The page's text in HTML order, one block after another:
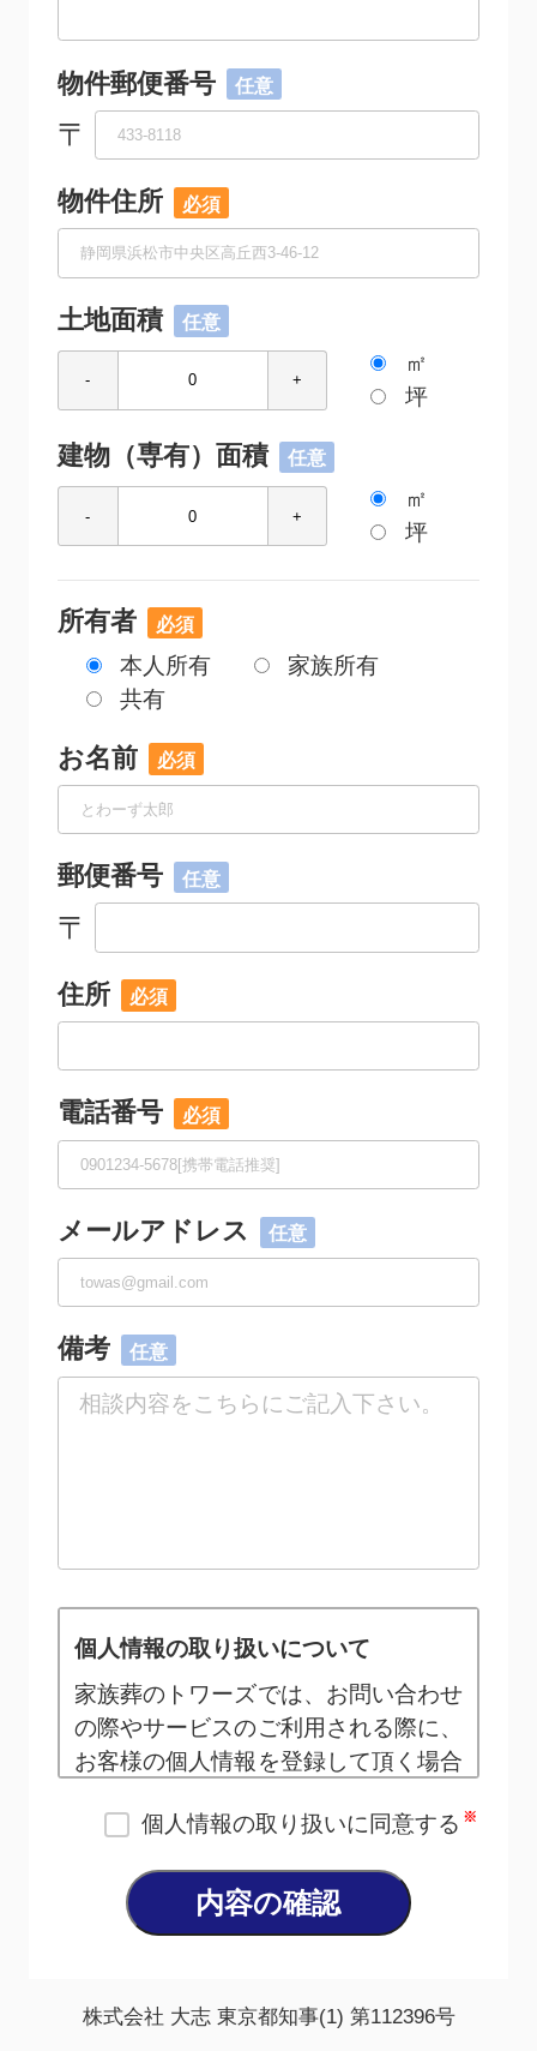
物件郵便番号
〒
物件住所
土地面積
- +
㎡
坪
建物（専有）面積
- +
㎡
坪
所有者
本人所有
家族所有
共有
お名前
郵便番号
〒
住所
電話番号
メールアドレス
備考
相談内容をこちらにご記入下さい。
個人情報の取り扱いについて
家族葬のトワーズでは、お問い合わせ
の際やサービスのご利用される際に、
お客様の個人情報を登録して頂く場合
に関しましては、厳重に管理し、お客
において、一切の使用をいたしませ
ん。また、ご本人様の許可なく第三者
れた場合を除きます）個人情報は、お
個人情報の取り扱いに同意する ※
株式会社 大志 東京都知事(1) 第112396号